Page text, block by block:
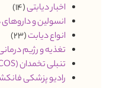
اخبار دیابتی(14)
انسولین و
انواع دیابت(23)
تغذیه و رژیم
تنبلی تخمدان (PCOS)
رادیو پزشکی